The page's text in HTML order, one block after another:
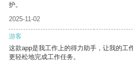
护。
2025-11-02
游客
这款app是我工作上的得力助手，让我的工
更轻松地完成工作任务。